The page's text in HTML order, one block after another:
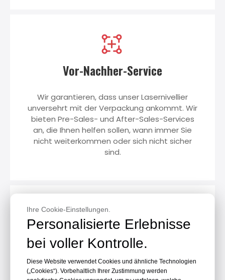
Vor-Nachher-Service
Wir garantieren, dass unserLasernivellier
unversehrt mit der Verpackung ankommt. Wir
bieten Pre-Sales- und After-Sales-Services
an, die Ihnen helfen sollen, wann immer Sie
nicht weiterkommen oder sich nicht sicher
sind.
Garantieabdeckung
Jedes Lasernivellierungsprojekt hat
Ihre Cookie-Einstellungen.
Personalisierte Erlebnisse
bei voller Kontrolle.
Diese Website verwendet Cookies und ähnliche Technologien
(„Cookies“). Vorbehaltlich Ihrer Zustimmung werden